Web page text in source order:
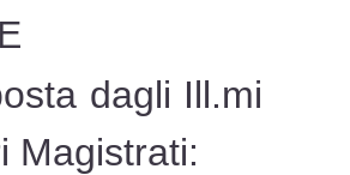
dagli Ill.mi
Magistrati: